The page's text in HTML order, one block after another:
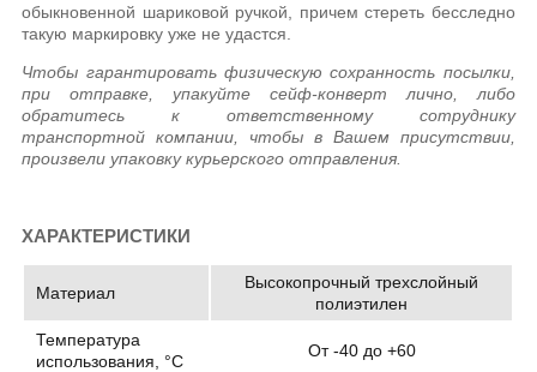
обыкновенной шариковой ручкой, причем стереть бесследно
такую маркировку уже не удастся.
Чтобы гарантировать физическую сохранность посылки,
при отправке, упакуйте сейф-конверт лично, либо
обратитесь к ответственному сотруднику
транспортной компании, чтобы в Вашем присутствии,
произвели упаковку курьерского отправления.
ХАРАКТЕРИСТИКИ
Материал
Высокопрочный трехслойный
полиэтилен
Температура
использования, °C
От -40 до +60